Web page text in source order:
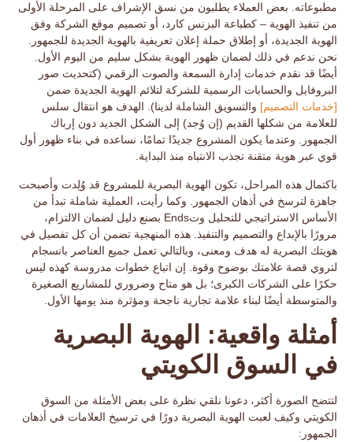
مطبوعاته. بعض العملاء يطلبون من نسق الإشراف على المرحلة الأولى
من تنفيذ الهوية – كطباعة البزنس كارد، أو تصميم موقع الشركة وفق
الهوية الجديدة، أو إطلاق حملة إعلان تعريفية بالهوية الجديدة للجمهور.
نحن ندعم في ذلك لضمان ظهور الهوية بشكل سليم من اليوم الأول.
أيضًا قد نقدم خدمات إدارة السمعة والصوت الرقمي (كتحديث صور
البروفايل والحسابات الرسمية للشركة لتلائم الهوية الجديدة ضمن
[خدمات التصميم] والتسويق الشاملة لدينا). الهدف هو انتقال سلس
للعلامة من شكلها القديم (إن وُجد) إلى الشكل الجديد دون إرباك
الجمهور. وعندما يكون المشروع جديدًا تمامًا، نساعده في بناء ظهور أول
قوي عبر هوية متقنة تجذب الانتباه منذ البداية.
باكتمال هذه المراحل، تكون الهوية البصرية للمشروع قد وُلِدت وأصبحت
جاهزة لترسخ في أذهان الجمهور. وكما رأيت، العملية شاملة تبدأ من
الأساس الاستراتيجي للتحليل وتEnds بصنع دليل لضمان الالتزام،
مرورًا بالإبداع والتصميم والتنفيذ. هذه المنهجية تضمن أن كل تفصيل في
هويتك البصرية له هدف ومعنى، وبالتالي تعمل جميع العناصر بانسجام
لتروي قصة علامتك بوضوح وقوة. إن اتباع خطوات مدروسة كهذه ليس
حكرًا على الشركات الكبرى؛ بل هو متاح وضروري للمشاريع الصغيرة
والمتوسطة أيضًا لبناء علامة تجارية ناجحة ومؤثرة منذ يومها الأول.
أمثلة واقعية: الهوية البصرية
في السوق الكويتي
لتتضح الصورة أكثر، دعونا نلقي نظرة على بعض الأمثلة من السوق
الكويتي وكيف لعبت الهوية البصرية دورًا في ترسيخ العلامات في أذهان
الجمهور: